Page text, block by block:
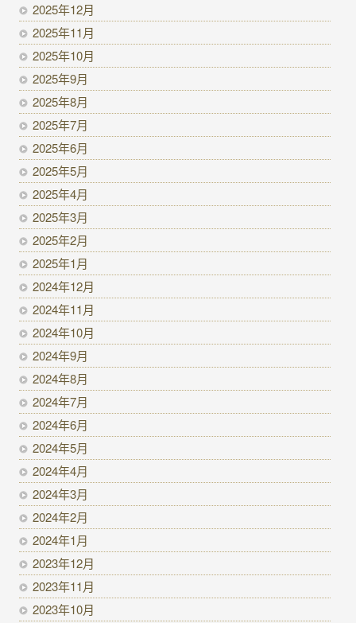
2025年12月
2025年11月
2025年10月
2025年9月
2025年8月
2025年7月
2025年6月
2025年5月
2025年4月
2025年3月
2025年2月
2025年1月
2024年12月
2024年11月
2024年10月
2024年9月
2024年8月
2024年7月
2024年6月
2024年5月
2024年4月
2024年3月
2024年2月
2024年1月
2023年12月
2023年11月
2023年10月